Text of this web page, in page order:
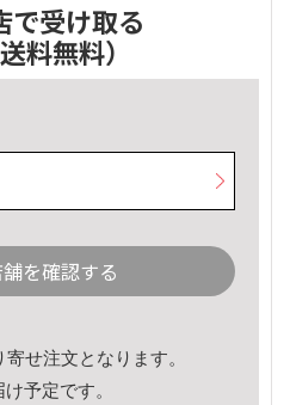
で受け取る
送料無料）
を確認する
せ注文となります。
予定です。